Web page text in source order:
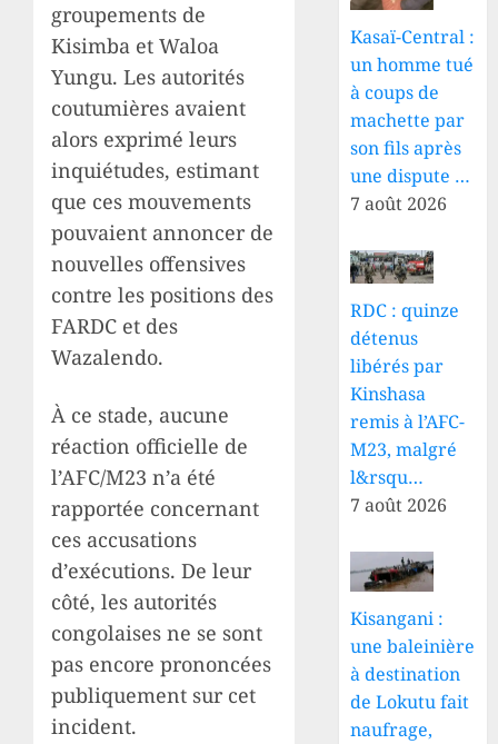
groupements de
Kisimba et Waloa
Yungu. Les autorités
coutumières avaient
alors exprimé leurs
inquiétudes, estimant
que ces mouvements
pouvaient annoncer de
nouvelles offensives
contre les positions des
FARDC et des
Wazalendo.
À ce stade, aucune
réaction officielle de
l’AFC/M23 n’a été
rapportée concernant
ces accusations
d’exécutions. De leur
côté, les autorités
congolaises ne se sont
pas encore prononcées
publiquement sur cet
incident.
Kasaï-Central :
un homme tué
à coups de
machette par
son fils après
une dispute …
7 août 2026
RDC : quinze
détenus
libérés par
Kinshasa
remis à l’AFC-
M23, malgré
l&rsqu…
7 août 2026
Kisangani :
une baleinière
à destination
de Lokutu fait
naufrage,